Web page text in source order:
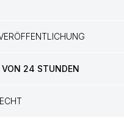
VON 24 STUNDEN